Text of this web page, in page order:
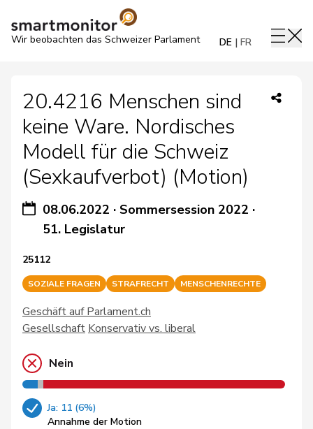
Wir beobachten das Schweizer Parlament DE FR
20.4216 Menschen sind
keine Ware. Nordisches
Modell für die Schweiz
(Sexkaufverbot) (Motion)
08.06.2022 ·Sommersession 2022 ·
51. Legislatur
25112
SOZIALE FRAGEN STRAFRECHT MENSCHENRECHTE
Geschäft auf Parlament.ch
Gesellschaft Konservativ vs. liberal
Nein
Ja: 11 (6%)
Annahme der Motion